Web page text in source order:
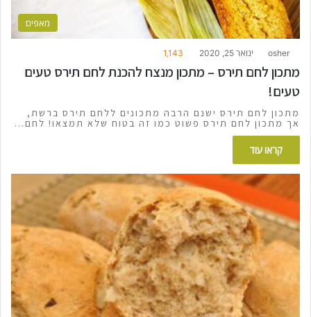
מאפים
osher ינואר 25, 2020 1,143
מתכון לחם תירס – מתכון מנצח להכנת לחם תירס טעים
טעים!
מתכון לחם תירס ישנם הרבה מתכונים ללחם תירס ברשת,
אך מתכון לחם תירס פשוט כמו זה בטוח שלא תמצאו! לחם…
קראו עוד